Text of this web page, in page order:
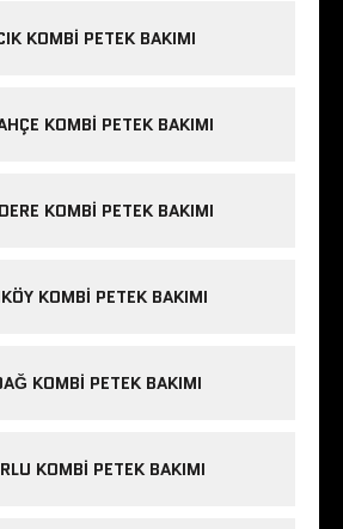
KOMBI PETEK BAKIMI
KOMBI PETEK BAKIMI
KOMBI PETEK BAKIMI
KOMBI PETEK BAKIMI
KOMBI PETEK BAKIMI
KOMBI PETEK BAKIMI